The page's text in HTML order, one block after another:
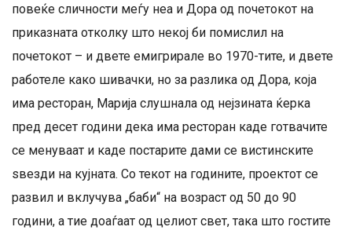
повеќе сличности меѓу неа и Дора од почетокот на
приказната отколку што некој би помислил на
почетокот – и двете емигрирале во 1970-тите, и двете
работеле како шивачки, но за разлика од Дора, која
има ресторан, Марија слушнала од нејзината ќерка
пред десет години дека има ресторан каде готвачите
се менуваат и каде постарите дами се вистинските
ѕвезди на кујната. Со текот на годините, проектот се
развил и вклучува „баби“ на возраст од 50 до 90
години, а тие доаѓаат од целиот свет, така што гостите